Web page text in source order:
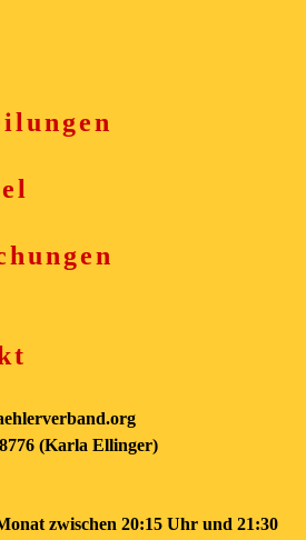
(Karla Ellinger)
zwischen 20:15 Uhr und 21:30